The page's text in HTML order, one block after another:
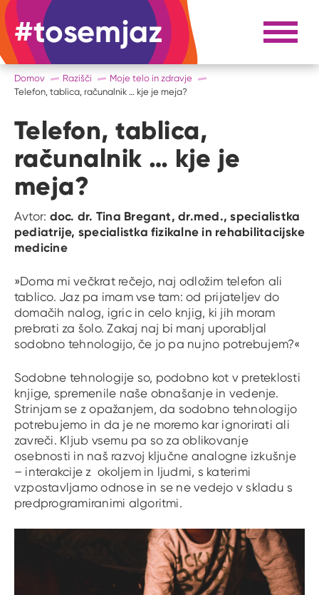
#tosemjaz #to sem jaz Razpri
Domov Razišči
Moje telo in zdravje
Telefon, tablica, računalnik … kje je meja?
Telefon, tablica,
računalnik … kje je
meja?
Avtor: doc. dr. Tina Bregant, dr.med., specialistka
pediatrije, specialistka fizikalne in rehabilitacijske
medicine
»Doma mi večkrat rečejo, naj odložim telefon ali
tablico. Jaz pa imam vse tam: od prijateljev do
domačih nalog, igric in celo knjig, ki jih moram
prebrati za šolo. Zakaj naj bi manj uporabljal
sodobno tehnologijo, če jo pa nujno potrebujem?«
Sodobne tehnologije so, podobno kot v preteklosti
knjige, spremenile naše obnašanje in vedenje.
Strinjam se z opažanjem, da sodobno tehnologijo
potrebujemo in da je ne moremo kar ignorirati ali
zavreči. Kljub vsemu pa so za oblikovanje
osebnosti in naš razvoj ključne analogne izkušnje
– interakcije z okoljem in ljudmi, s katerimi
vzpostavljamo odnose in se ne vedejo v skladu s
predprogramiranimi algoritmi.